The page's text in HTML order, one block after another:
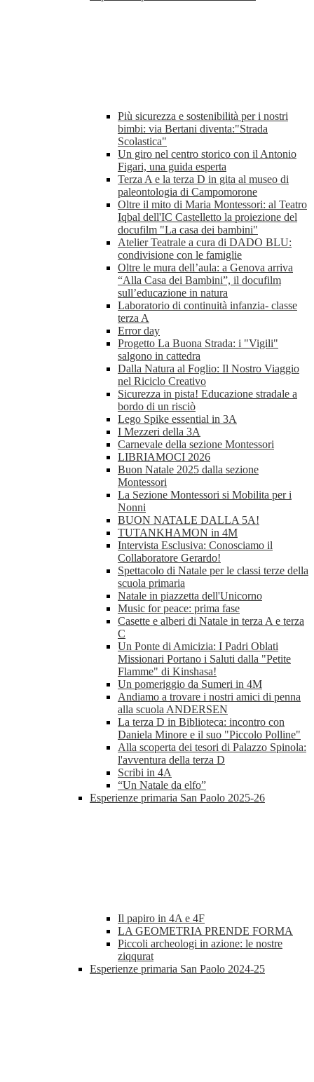
Più sicurezza e sostenibilità per i nostri
bimbi: via Bertani diventa:"Strada
Scolastica"
Un giro nel centro storico con il Antonio
Figari, una guida esperta
Terza A e la terza D in gita al museo di
paleontologia di Campomorone
Oltre il mito di Maria Montessori: al Teatro
Iqbal dell'IC Castelletto la proiezione del
docufilm "La casa dei bambini"
Atelier Teatrale a cura di DADO BLU:
condivisione con le famiglie
Oltre le mura dell’aula: a Genova arriva
“Alla Casa dei Bambini”, il docufilm
sull’educazione in natura
Laboratorio di continuità infanzia- classe
terza A
Error day
Progetto La Buona Strada: i "Vigili"
salgono in cattedra
Dalla Natura al Foglio: Il Nostro Viaggio
nel Riciclo Creativo
Sicurezza in pista! Educazione stradale a
bordo di un risciò
Lego Spike essential in 3A
I Mezzeri della 3A
Carnevale della sezione Montessori
LIBRIAMOCI 2026
Buon Natale 2025 dalla sezione
Montessori
La Sezione Montessori si Mobilita per i
Nonni
BUON NATALE DALLA 5A!
TUTANKHAMON in 4M
Intervista Esclusiva: Conosciamo il
Collaboratore Gerardo!
Spettacolo di Natale per le classi terze della
scuola primaria
Natale in piazzetta dell'Unicorno
Music for peace: prima fase
Casette e alberi di Natale in terza A e terza
C
Un Ponte di Amicizia: I Padri Oblati
Missionari Portano i Saluti dalla "Petite
Flamme" di Kinshasa!
Un pomeriggio da Sumeri in 4M
Andiamo a trovare i nostri amici di penna
alla scuola ANDERSEN
La terza D in Biblioteca: incontro con
Daniela Minore e il suo "Piccolo Polline"
Alla scoperta dei tesori di Palazzo Spinola:
l'avventura della terza D
Scribi in 4A
“Un Natale da elfo”
Esperienze primaria San Paolo 2025-26
Il papiro in 4A e 4F
LA GEOMETRIA PRENDE FORMA
Piccoli archeologi in azione: le nostre
ziqqurat
Esperienze primaria San Paolo 2024-25